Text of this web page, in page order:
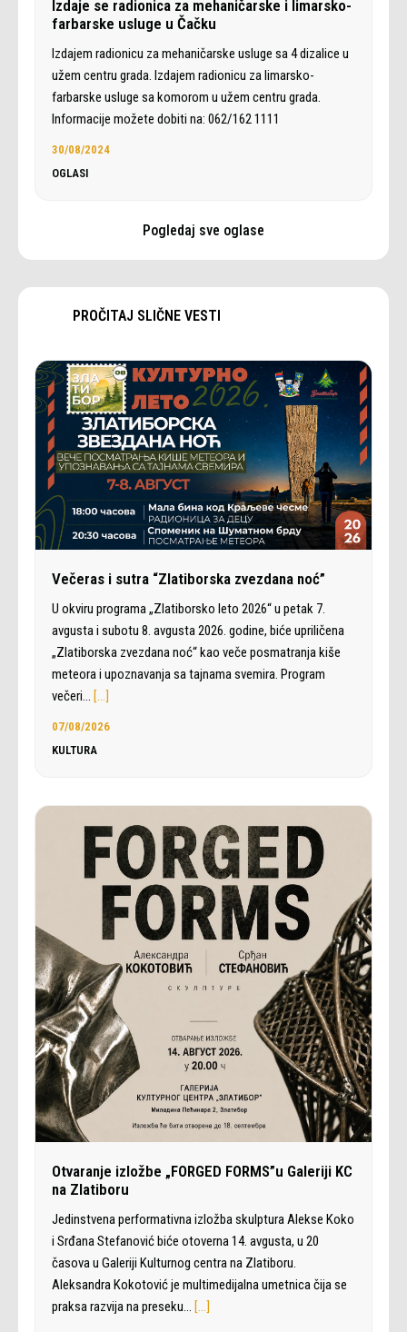
Izdaje se radionica za mehaničarske i limarsko-
farbarske usluge u Čačku
Izdajem radionicu za mehaničarske usluge sa 4 dizalice u
užem centru grada. Izdajem radionicu za limarsko-
farbarske usluge sa komorom u užem centru grada.
Informacije možete dobiti na: 062/162 1111
30/08/2024
OGLASI
Pogledaj sve oglase
PROČITAJ SLIČNE VESTI
Večeras i sutra “Zlatiborska zvezdana noć”
U okviru programa „Zlatiborsko leto 2026“ u petak 7.
avgusta i subotu 8. avgusta 2026. godine, biće upriličena
„Zlatiborska zvezdana noć“ kao veče posmatranja kiše
meteora i upoznavanja sa tajnama svemira. Program
večeri… […]
07/08/2026
KULTURA
Otvaranje izložbe „FORGED FORMS”u Galeriji KC
na Zlatiboru
Jedinstvena performativna izložba skulptura Alekse Koko
i Srđana Stefanović biće otoverna 14. avgusta, u 20
časova u Galeriji Kulturnog centra na Zlatiboru.
Aleksandra Kokotović je multimedijalna umetnica čija se
praksa razvija na preseku… […]